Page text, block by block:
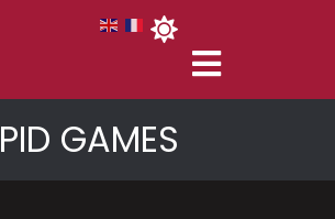
PID GAMES